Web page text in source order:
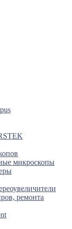
микроскопы
ремонта